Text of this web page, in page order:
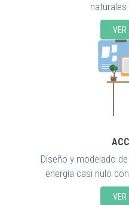
VER
Diseño y modelado
energía casi nulo
VER